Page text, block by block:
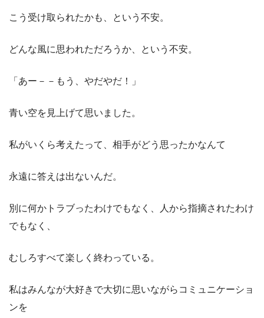
こう受け取られたかも、という不安。
どんな風に思われただろうか、という不安。
「あー－－もう、やだやだ！」
青い空を見上げて思いました。
私がいくら考えたって、相手がどう思ったかなんて
永遠に答えは出ないんだ。
別に何かトラブったわけでもなく、人から指摘されたわけ
でもなく、
むしろすべて楽しく終わっている。
私はみんなが大好きで大切に思いながらコミュニケーショ
ンを